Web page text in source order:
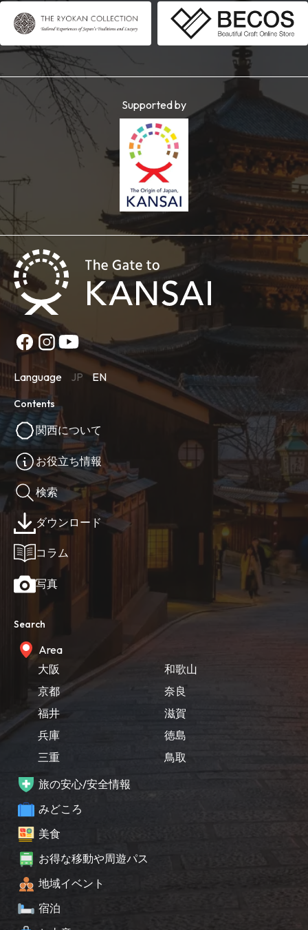
Supported by
Language JP EN
Contents
関西について
お役立ち情報
検索
ダウンロード
コラム
写真
Search
Area
大阪
京都
福井
兵庫
三重
和歌山
奈良
滋賀
徳島
鳥取
旅の安心/安全情報
みどころ
美食
お得な移動や周遊パス
地域イベント
宿泊